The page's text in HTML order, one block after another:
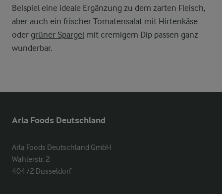
Beispiel eine ideale Ergänzung zu dem zarten Fleisch,
aber auch ein frischer Tomatensalat mit Hirtenkäse
oder grüner Spargel mit cremigem Dip passen ganz
wunderbar.
Arla Foods Deutschland
Arla Foods Deutschland GmbH
Wahlerstr. 2
40472 Düsseldorf